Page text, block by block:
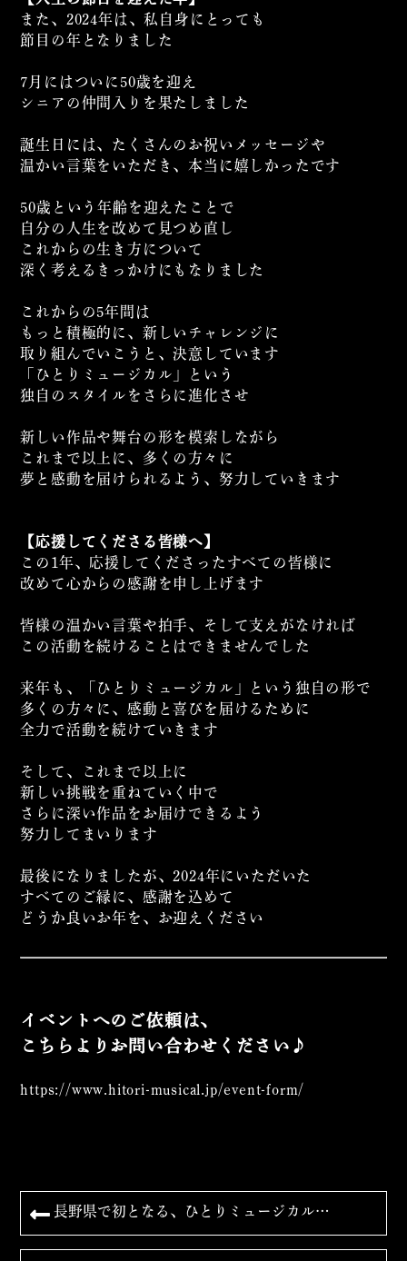
また、2024年は、私自身にとっても
節目の年となりました
7月にはついに50歳を迎え
シニアの仲間入りを果たしました
誕生日には、たくさんのお祝いメッセージや
温かい言葉をいただき、本当に嬉しかったです
50歳という年齢を迎えたことで
自分の人生を改めて見つめ直し
これからの生き方について
深く考えるきっかけにもなりました
これからの5年間は
もっと積極的に、新しいチャレンジに
取り組んでいこうと、決意しています
「ひとりミュージカル」という
独自のスタイルをさらに進化させ
新しい作品や舞台の形を模索しながら
これまで以上に、多くの方々に
夢と感動を届けられるよう、努力していきます
【応援してくださる皆様へ】
この1年、応援してくださったすべての皆様に
改めて心からの感謝を申し上げます
皆様の温かい言葉や拍手、そして支えがなければ
この活動を続けることはできませんでした
来年も、「ひとりミュージカル」という独自の形で
多くの方々に、感動と喜びを届けるために
全力で活動を続けていきます
そして、これまで以上に
新しい挑戦を重ねていく中で
さらに深い作品をお届けできるよう
努力してまいります
最後になりましたが、2024年にいただいた
すべてのご縁に、感謝を込めて
どうか良いお年を、お迎えください
イベントへのご依頼は、
こちらよりお問い合わせください♪
https://www.hitori-musical.jp/event-form/
長野県で初となる、ひとりミュージカル…